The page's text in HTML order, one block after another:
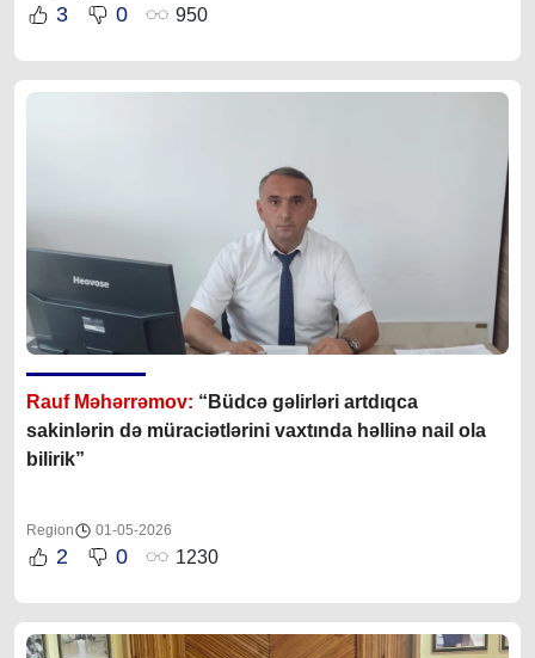
3 0 950
Rauf Məhərrəmov: “Büdcə gəlirləri artdıqca
sakinlərin də müraciətlərini vaxtında həllinə nail ola
bilirik”
Region 01-05-2026
2 0 1230